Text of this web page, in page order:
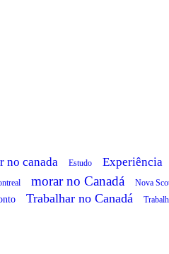
no canada Estudo Experiência
morar no Canadá Nova
Trabalhar no Canadá